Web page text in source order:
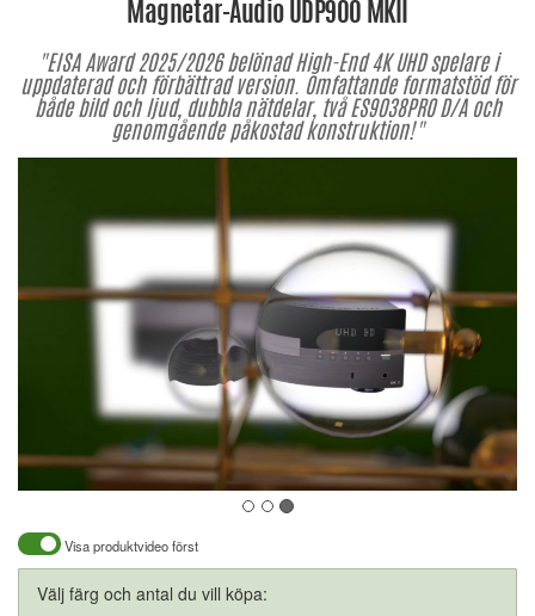
Magnetar-Audio UDP900 MKII
"EISA Award 2025/2026 belönad High-End 4K UHD spelare i
uppdaterad och förbättrad version. Omfattande formatstöd för
både bild och ljud, dubbla nätdelar, två ES9038PRO D/A och
genomgående påkostad konstruktion!"
Visa produktvideo först
Välj färg och antal du vill köpa: